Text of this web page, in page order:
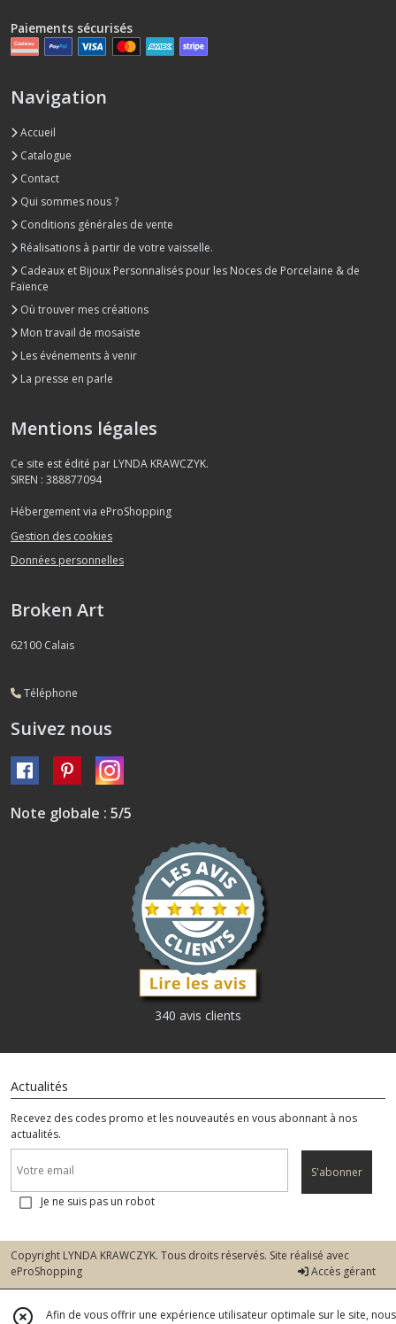
Paiements sécurisés
Navigation
Accueil
Catalogue
Contact
Qui sommes nous ?
Conditions générales de vente
Réalisations à partir de votre vaisselle.
Cadeaux et Bijoux Personnalisés pour les Noces de Porcelaine & de
Faïence
Où trouver mes créations
Mon travail de mosaïste
Les événements à venir
La presse en parle
Mentions légales
Ce site est édité par LYNDA KRAWCZYK.
SIREN : 388877094
Hébergement via eProShopping
Gestion des cookies
Données personnelles
Broken Art
62100 Calais
Téléphone
Suivez nous
Note globale : 5/5
340 avis clients
Actualités
Recevez des codes promo et les nouveautés en vous abonnant à nos
actualités.
S'abonner
Je ne suis pas un robot
Copyright LYNDA KRAWCZYK. Tous droits réservés. Site réalisé avec
eProShopping
Accès gérant
Afin de vous offrir une expérience utilisateur optimale sur le site, nous